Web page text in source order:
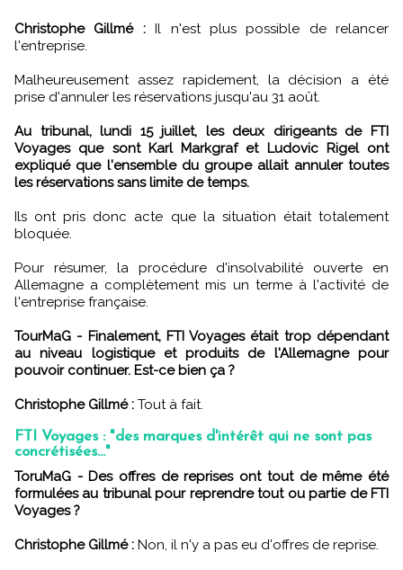
Christophe Gillmé :Il n'est plus possible de relancer
l'entreprise.
Malheureusement assez rapidement, la décision a été
prise d'annuler les réservations jusqu'au 31 août.
Au tribunal, lundi 15 juillet, les deux dirigeants de FTI
Voyages que sont Karl Markgraf et Ludovic Rigel ont
expliqué que l'ensemble du groupe allait annuler toutes
les réservations sans limite de temps.
Ils ont pris donc acte que la situation était totalement
bloquée.
Pour résumer, la procédure d'insolvabilité ouverte en
Allemagne a complètement mis un terme à l'activité de
l'entreprise française.
TourMaG - Finalement, FTI Voyages était trop dépendant
au niveau logistique et produits de l'Allemagne pour
pouvoir continuer. Est-ce bien ça ?
Christophe Gillmé : Tout à fait.
FTI Voyages : "des marques d'intérêt qui ne sont pas
concrétisées..."
ToruMaG - Des offres de reprises ont tout de même été
formulées au tribunal pour reprendre tout ou partie de FTI
Voyages ?
Christophe Gillmé : Non, il n'y a pas eu d'offres de reprise.